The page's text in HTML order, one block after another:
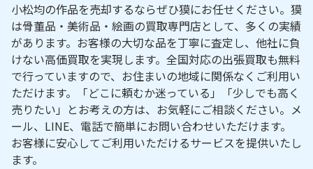
小松均の作品を売却するならぜひ獏にお任せください。獏
は骨董品・美術品・絵画の買取専門店として、多くの実績
があります。お客様の大切な品を丁寧に査定し、他社に負
けない高価買取を実現します。全国対応の出張買取も無料
で行っていますので、お住まいの地域に関係なくご利用い
ただけます。「どこに頼むか迷っている」「少しでも高く
売りたい」とお考えの方は、お気軽にご相談ください。メ
ール、LINE、電話で簡単にお問い合わせいただけます。
お客様に安心してご利用いただけるサービスを提供いたし
ます。